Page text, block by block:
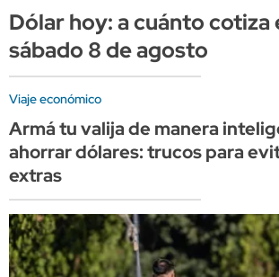
Dólar hoy: a cuánto cotiza
sábado 8 de agosto
Viaje económico
Armá tu valija de manera
ahorrar dólares: trucos para
extras